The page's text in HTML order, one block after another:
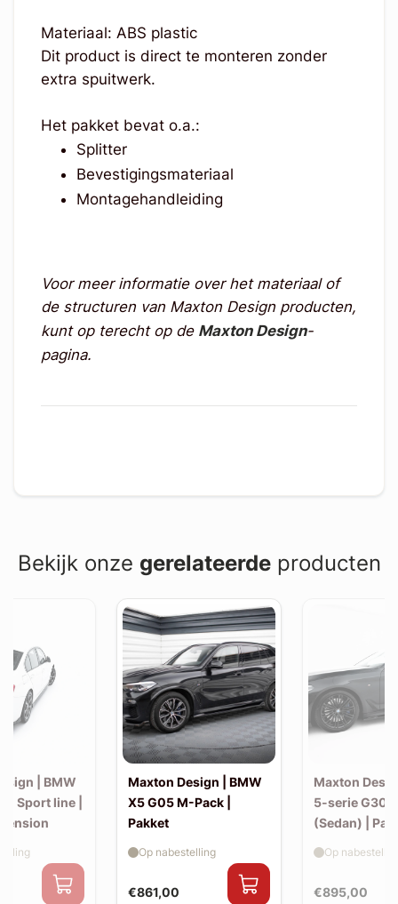
Materiaal: ABS plastic
Dit product is direct te monteren zonder
extra spuitwerk.
Het pakket bevat o.a.:
Splitter
Bevestigingsmateriaal
Montagehandleiding
Voor meer informatie over het materiaal of
de structuren van Maxton Design producten,
kunt op terecht op de Maxton Design-
pagina.
Bekijk onze gerelateerdeproducten
| BMW
Sport line |
Maxton Design | BMW
X5 G05 M-Pack |
Pakket
€861,00
Op nabestelling
Maxton
5-serie G30
(Sedan) |
€895,00
Op